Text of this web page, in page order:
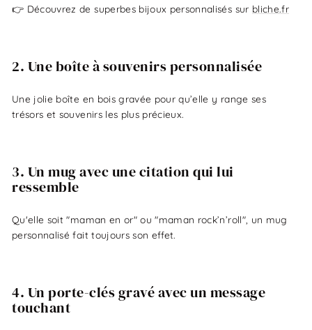
👉 Découvrez de superbes bijoux personnalisés sur bliche.fr
2. Une boîte à souvenirs personnalisée
Une jolie boîte en bois gravée pour qu’elle y range ses
trésors et souvenirs les plus précieux.
3. Un mug avec une citation qui lui
ressemble
Qu'elle soit "maman en or" ou "maman rock’n’roll", un mug
personnalisé fait toujours son effet.
4. Un porte-clés gravé avec un message
touchant